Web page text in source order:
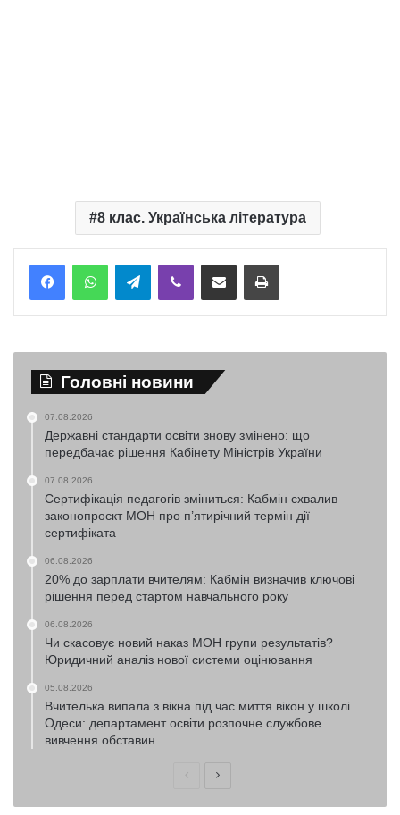
8 клас. Українська література
TelegramViber Надіслати електронною поштоюНадрукувати
Головні новини
07.08.2026
Державні стандарти освіти знову змінено: що
передбачає рішення Кабінету Міністрів України
07.08.2026
Сертифікація педагогів зміниться: Кабмін схвалив
законопроєкт МОН про п’ятирічний термін дії
сертифіката
06.08.2026
20% до зарплати вчителям: Кабмін визначив ключові
рішення перед стартом навчального року
06.08.2026
Чи скасовує новий наказ МОН групи результатів?
Юридичний аналіз нової системи оцінювання
05.08.2026
Вчителька випала з вікна під час миття вікон у школі
Одеси: департамент освіти розпочне службове
вивчення обставин
ПопередняНаступна